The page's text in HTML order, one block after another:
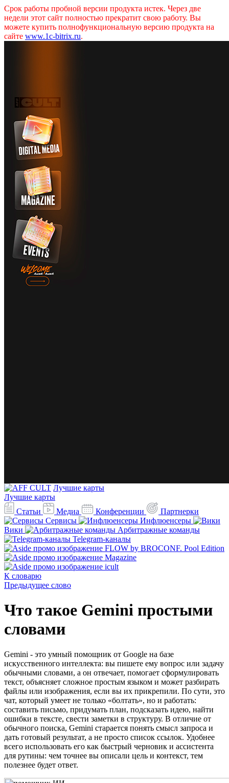
Срок работы пробной версии продукта истек. Через две
недели этот сайт полностью прекратит свою работу. Вы
можете купить полнофункциональную версию продукта на
сайте www.1c-bitrix.ru.
Лучшие карты
Лучшие карты
Статьи
Медиа Конференции
Партнерки
Сервисы
Инфлюенсеры
Вики
Арбитражные команды
Telegram-каналы
К словарю
Предыдущее слово
Что такое Gemini простыми
словами
Gemini - это умный помощник от Google на базе
искусственного интеллекта: вы пишете ему вопрос или задачу
обычными словами, а он отвечает, помогает сформулировать
текст, объясняет сложное простым языком и может разбирать
файлы или изображения, если вы их прикрепили. По сути, это
чат, который умеет не только «болтать», но и работать:
составить письмо, придумать план, подсказать идею, найти
ошибки в тексте, свести заметки в структуру. В отличие от
обычного поиска, Gemini старается понять смысл запроса и
дать готовый результат, а не просто список ссылок. Удобнее
всего использовать его как быстрый черновик и ассистента
для рутины: чем точнее вы описали цель и контекст, тем
полезнее будет ответ.